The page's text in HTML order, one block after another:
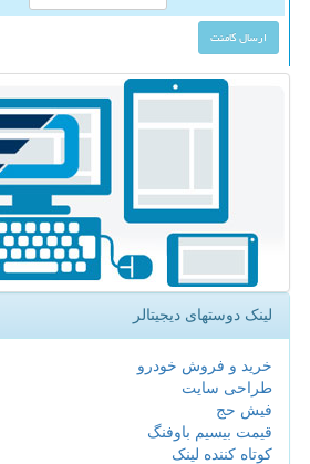
لینک دوستهای دیجیتالر
خرید و فروش خودرو
طراحی سایت
فیش حج
قیمت بیسیم باوفنگ
کوتاه کننده لینک